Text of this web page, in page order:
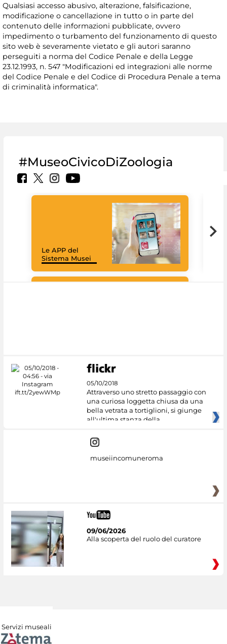
Qualsiasi accesso abusivo, alterazione, falsificazione,
modificazione o cancellazione in tutto o in parte del
contenuto delle informazioni pubblicate, ovvero
impedimento o turbamento del funzionamento di questo
sito web è severamente vietato e gli autori saranno
perseguiti a norma del Codice Penale e della Legge
23.12.1993, n. 547 "Modificazioni ed integrazioni alle norme
del Codice Penale e del Codice di Procedura Penale a tema
di criminalità informatica".
#MuseoCivicoDiZoologia
Le APP del
Sistema Musei
05/10/2018
Attraverso uno stretto passaggio con
una curiosa loggetta chiusa da una
bella vetrata a tortiglioni, si giunge
all'ultima stanza della
museiincomuneroma
09/06/2026
Alla scoperta del ruolo del curatore
Servizi museali